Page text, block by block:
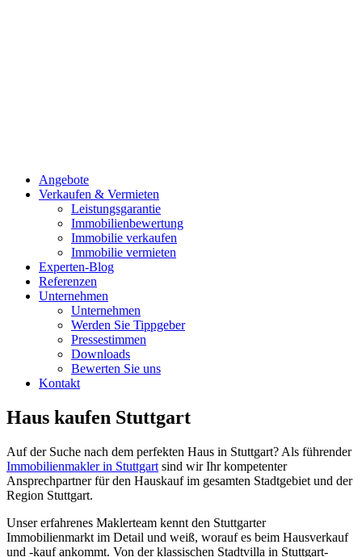
Angebote
Verkaufen & Vermieten
Leistungsgarantie
Immobilienbewertung
Immobilie verkaufen
Immobilie vermieten
Experten-Blog
Referenzen
Unternehmen
Unternehmen
Werden Sie Tippgeber
Pressestimmen
Downloads
Bewerten Sie uns
Kontakt
Haus kaufen Stuttgart
Auf der Suche nach dem perfekten Haus in Stuttgart? Als führender
Immobilienmakler in Stuttgart sind wir Ihr kompetenter
Ansprechpartner für den Hauskauf im gesamten Stadtgebiet und der
Region Stuttgart.
Unser erfahrenes Maklerteam kennt den Stuttgarter
Immobilienmarkt im Detail und weiß, worauf es beim Hausverkauf
und -kauf ankommt. Von der klassischen Stadtvilla in Stuttgart-